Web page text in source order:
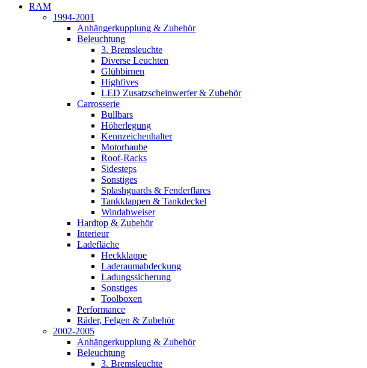
RAM
1994-2001
Anhängerkupplung & Zubehör
Beleuchtung
3. Bremsleuchte
Diverse Leuchten
Glühbirnen
Highfives
LED Zusatzscheinwerfer & Zubehör
Carrosserie
Bullbars
Höherlegung
Kennzeichenhalter
Motorhaube
Roof-Racks
Sidesteps
Sonstiges
Splashguards & Fenderflares
Tankklappen & Tankdeckel
Windabweiser
Hardtop & Zubehör
Interieur
Ladefläche
Heckklappe
Laderaumabdeckung
Ladungssicherung
Sonstiges
Toolboxen
Performance
Räder, Felgen & Zubehör
2002-2005
Anhängerkupplung & Zubehör
Beleuchtung
3. Bremsleuchte